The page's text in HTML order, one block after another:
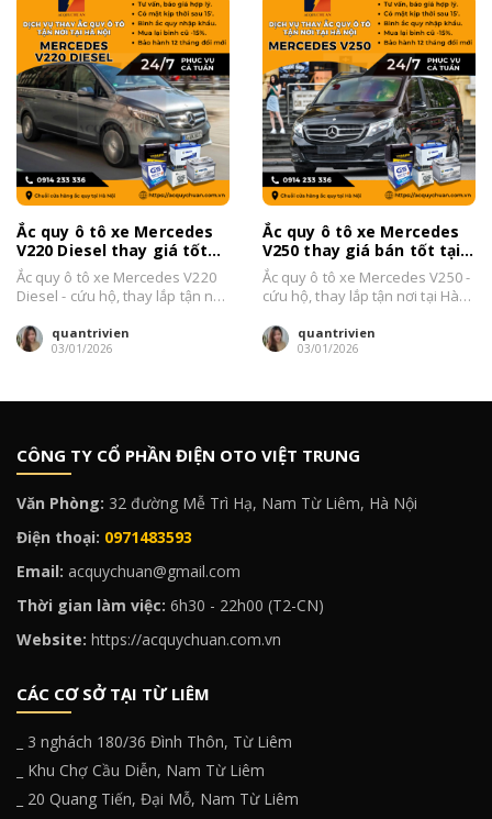
Ắc quy ô tô xe Mercedes
V220 Diesel thay giá tốt
tại Hà Nội 2026
Ắc quy ô tô xe Mercedes V220
Diesel - cứu hộ, thay lắp tận nơi
quantrivien
03/01/2026
Ắc quy ô tô xe Mercedes
V250 thay giá bán tốt tại
Hà Nội 2026
Ắc quy ô tô xe Mercedes V250 -
cứu hộ, thay lắp tận nơi tại Hà
quantrivien
03/01/2026
CÔNG TY CỔ PHẦN ĐIỆN OTO VIỆT TRUNG
Văn Phòng: 32 đường Mễ Trì Hạ, Nam Từ Liêm, Hà Nội
Điện thoại: 0971483593
Email: acquychuan@gmail.com
Thời gian làm việc: 6h30 - 22h00 (T2-CN)
Website: https://acquychuan.com.vn
CÁC CƠ SỞ TẠI TỪ LIÊM
_ 3 nghách 180/36 Đình Thôn, Từ Liêm
_ Khu Chợ Cầu Diễn, Nam Từ Liêm
_ 20 Quang Tiến, Đại Mỗ, Nam Từ Liêm